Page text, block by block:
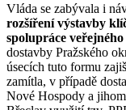
Vláda se zabývala i
rozšíření výstavby
spolupráce
dostavby Pražského
úsecích tuto formu
zamítla, v případě
Nové Hospody a